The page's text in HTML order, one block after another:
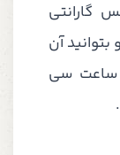
گارانتی
آن
ساعت سی